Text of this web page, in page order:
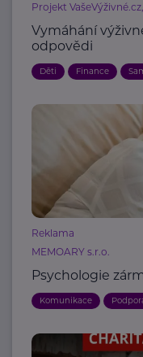
Projekt
Vymáhání
odpovědi
Děti Finance
Reklama
MEMOARY s.r.o.
Psychologie
Komunikace